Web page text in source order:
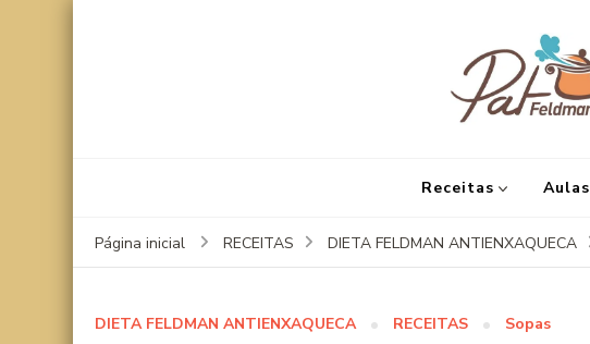
Receitas Aulas
Página inicial RECEITAS DIETA FELDMAN ANTIENXAQUECA
DIETA FELDMAN ANTIENXAQUECA RECEITAS Sopas